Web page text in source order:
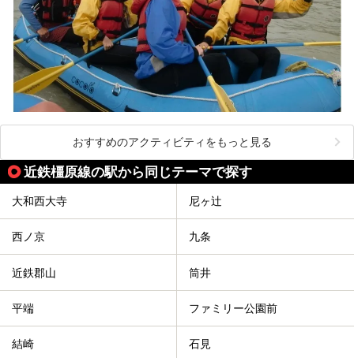
おすすめのアクティビティをもっと見る
近鉄橿原線の駅から同じテーマで探す
大和西大寺 尼ヶ辻
西ノ京 九条
近鉄郡山 筒井
平端 ファミリー公園前
結崎 石見